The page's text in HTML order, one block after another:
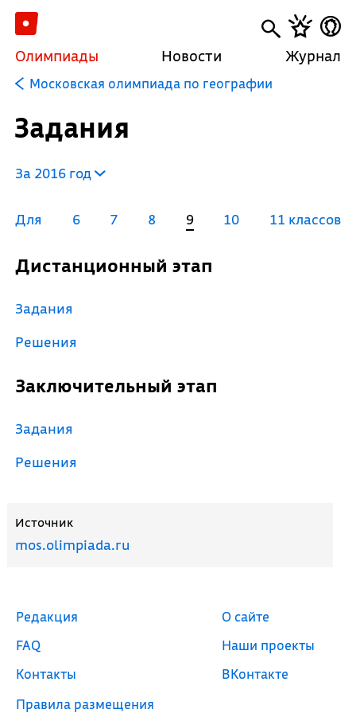
Олимпиады Новости Журнал
Московская олимпиада по географии
Задания
За 2016 год
Для 6 7 8 9 10 11 классов
Дистанционный этап
Задания
Решения
Заключительный этап
Задания
Решения
Источник
mos.olimpiada.ru
Редакция
FAQ
Контакты
Правила размещения
О сайте
Наши проекты
ВКонтакте